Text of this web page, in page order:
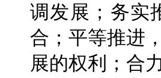
调发展；务实
合；平等推进
展的权利；合